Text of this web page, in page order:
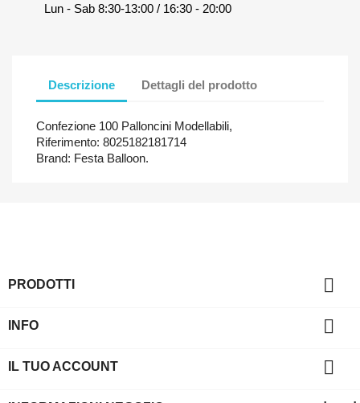
Lun - Sab 8:30-13:00 / 16:30 - 20:00
Descrizione Dettagli del prodotto
Confezione 100 Palloncini Modellabili,
Riferimento: 8025182181714
Brand: Festa Balloon.
PRODOTTI 
INFO 
IL TUO ACCOUNT 